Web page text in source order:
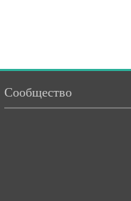
Сообщество